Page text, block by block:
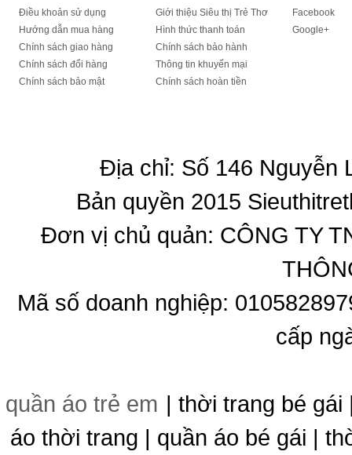
Điều khoản sử dụng
Hướng dẫn mua hàng
Chính sách giao hàng
Chính sách đổi hàng
Chính sách bảo mật
Giới thiệu Siêu thị Trẻ Thơ
Hình thức thanh toán
Chính sách bảo hành
Thông tin khuyến mại
Chính sách hoàn tiền
Facebook
Google+
Địa chỉ: Số 146 Nguyễn
Bản quyền 2015
Đơn vị chủ quản: CÔNG TY
Mã số doanh nghiệp:
cấp
quần áo trẻ em | thời trang bé gái
áo thời trang | quần áo bé gái |